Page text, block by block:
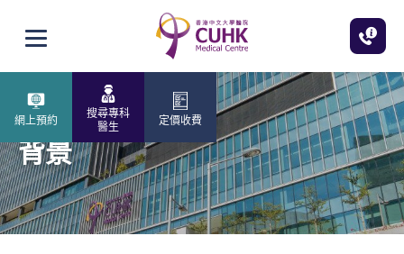
打開選單
網上預約
搜尋專科
醫生
定價收費
背景